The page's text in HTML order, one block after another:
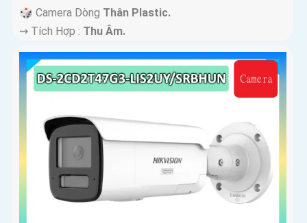
🎲 Camera Dòng Thân Plastic.
️⇝ Tích Hợp : Thu Âm.